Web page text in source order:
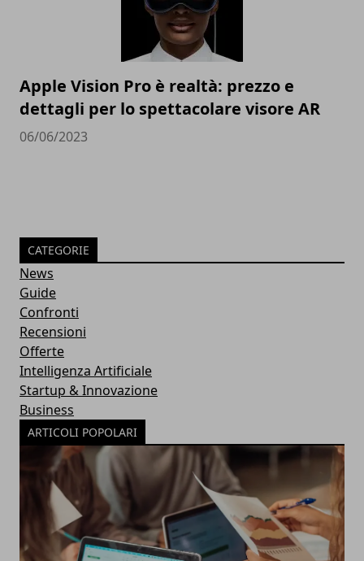
Apple Vision Pro è realtà: prezzo e
dettagli per lo spettacolare visore AR
06/06/2023
CATEGORIE
News
Guide
Confronti
Recensioni
Offerte
Intelligenza Artificiale
Startup & Innovazione
Business
ARTICOLI POPOLARI